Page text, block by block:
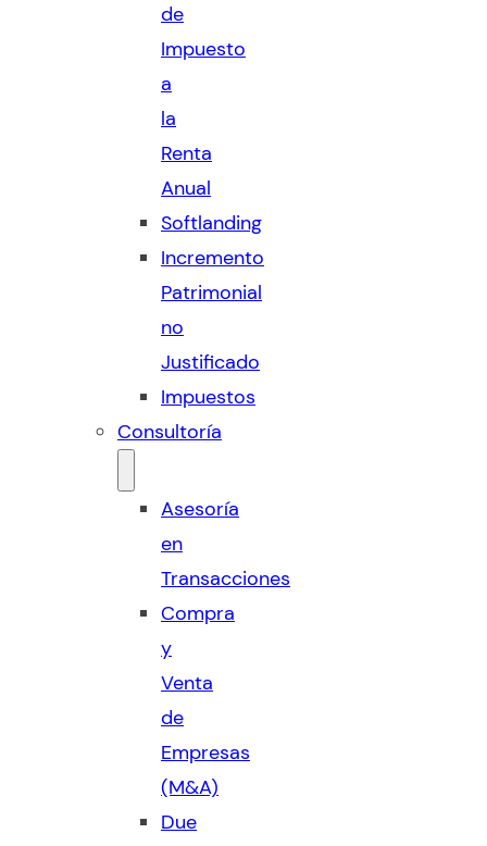
de
Impuesto
a
la
Renta
Anual
Softlanding
Incremento
Patrimonial
no
Justificado
Impuestos
Consultoría
Asesoría
en
Transacciones
Compra
y
Venta
de
Empresas
(M&A)
Due